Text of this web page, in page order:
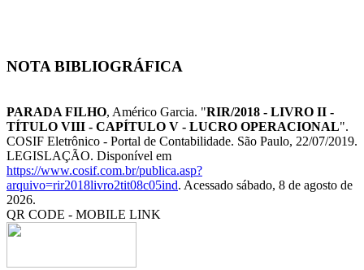
NOTA BIBLIOGRÁFICA
PARADA FILHO, Américo Garcia. "RIR/2018 - LIVRO II -
TÍTULO VIII - CAPÍTULO V - LUCRO OPERACIONAL".
COSIF Eletrônico - Portal de Contabilidade. São Paulo, 22/07/2019.
LEGISLAÇÃO. Disponível em
https://www.cosif.com.br/publica.asp?
arquivo=rir2018livro2tit08c05ind. Acessado sábado, 8 de agosto de
2026.
QR CODE - MOBILE LINK